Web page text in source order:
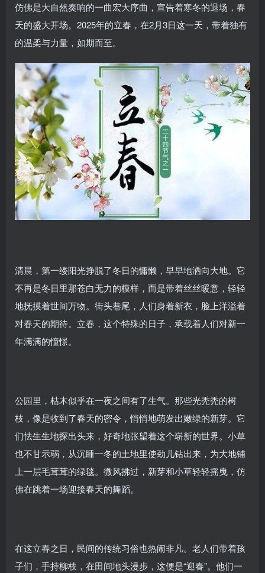
仿佛是大自然奏响的一曲宏大序曲，宣告着寒冬的退场，春
天的盛大开场。2025年的立春，在2月3日这一天，带着独有
的温柔与力量，如期而至。
清晨，第一缕阳光挣脱了冬日的慵懒，早早地洒向大地。它
不再是冬日里那苍白无力的模样，而是带着丝丝暖意，轻轻
地抚摸着世间万物。街头巷尾，人们身着新衣，脸上洋溢着
对春天的期待。立春，这个特殊的日子，承载着人们对新一
年满满的憧憬。
公园里，枯木似乎在一夜之间有了生气。那些光秃秃的树
枝，像是收到了春天的密令，悄悄地萌发出嫩绿的新芽。它
们怯生生地探出头来，好奇地张望着这个崭新的世界。小草
也不甘示弱，从沉睡一冬的土地里使劲儿钻出来，为大地铺
上一层毛茸茸的绿毯。微风拂过，新芽和小草轻轻摇曳，仿
佛在跳着一场迎接春天的舞蹈。
在这立春之日，民间的传统习俗也热闹非凡。老人们带着孩
子们，手持柳枝，在田间地头漫步，这便是“迎春”。他们一